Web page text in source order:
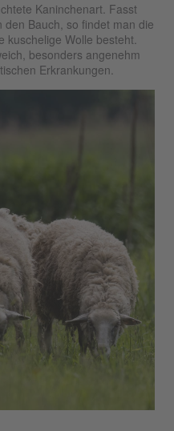
Kaninchenart. Fasst
Bauch, so findet man die
kuschelige Wolle besteht.
besonders angenehm
Erkrankungen.